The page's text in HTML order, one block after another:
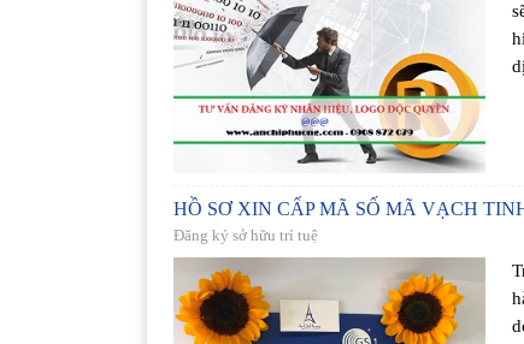
HỒ SƠ XIN CẤP MÃ SỐ MÃ VẠCH
Đăng ký sở hữu trí tuệ